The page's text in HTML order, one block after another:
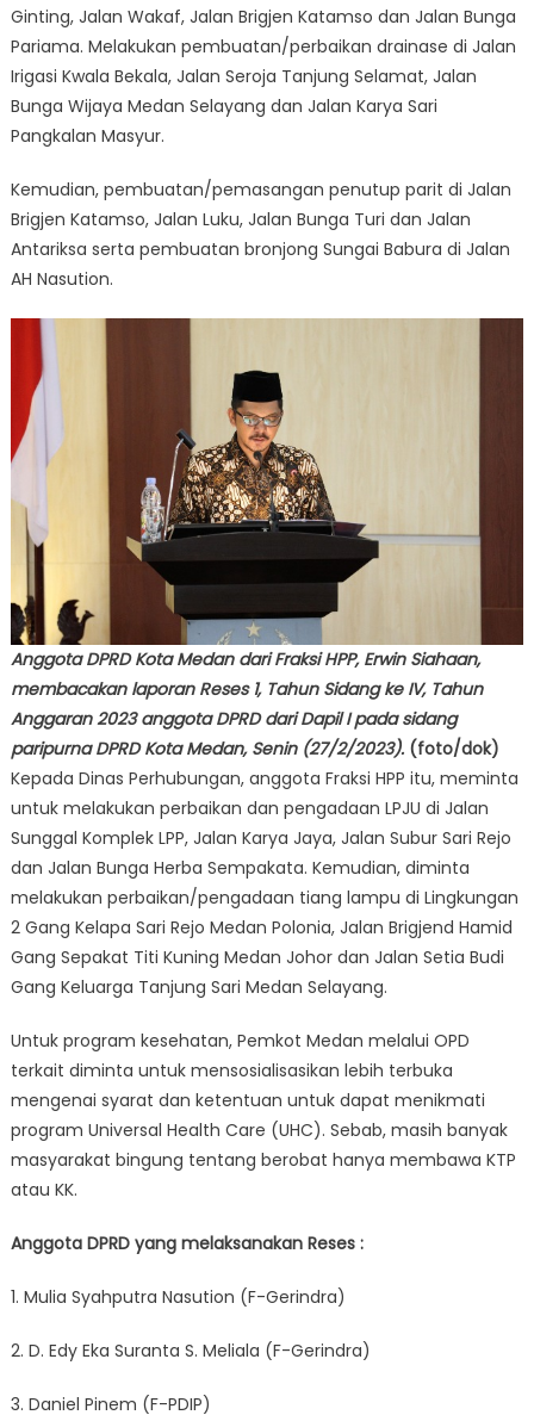
Ginting, Jalan Wakaf, Jalan Brigjen Katamso dan Jalan Bunga
Pariama. Melakukan pembuatan/perbaikan drainase di Jalan
Irigasi Kwala Bekala, Jalan Seroja Tanjung Selamat, Jalan
Bunga Wijaya Medan Selayang dan Jalan Karya Sari
Pangkalan Masyur.
Kemudian, pembuatan/pemasangan penutup parit di Jalan
Brigjen Katamso, Jalan Luku, Jalan Bunga Turi dan Jalan
Antariksa serta pembuatan bronjong Sungai Babura di Jalan
AH Nasution.
Anggota DPRD Kota Medan dari Fraksi HPP, Erwin Siahaan,
membacakan laporan Reses 1, Tahun Sidang ke IV, Tahun
Anggaran 2023 anggota DPRD dari Dapil I pada sidang
paripurna DPRD Kota Medan, Senin (27/2/2023). (foto/dok)
Kepada Dinas Perhubungan, anggota Fraksi HPP itu, meminta
untuk melakukan perbaikan dan pengadaan LPJU di Jalan
Sunggal Komplek LPP, Jalan Karya Jaya, Jalan Subur Sari Rejo
dan Jalan Bunga Herba Sempakata. Kemudian, diminta
melakukan perbaikan/pengadaan tiang lampu di Lingkungan
2 Gang Kelapa Sari Rejo Medan Polonia, Jalan Brigjend Hamid
Gang Sepakat Titi Kuning Medan Johor dan Jalan Setia Budi
Gang Keluarga Tanjung Sari Medan Selayang.
Untuk program kesehatan, Pemkot Medan melalui OPD
terkait diminta untuk mensosialisasikan lebih terbuka
mengenai syarat dan ketentuan untuk dapat menikmati
program Universal Health Care (UHC). Sebab, masih banyak
masyarakat bingung tentang berobat hanya membawa KTP
atau KK.
Anggota DPRD yang melaksanakan Reses :
1. Mulia Syahputra Nasution (F-Gerindra)
2. D. Edy Eka Suranta S. Meliala (F-Gerindra)
3. Daniel Pinem (F-PDIP)